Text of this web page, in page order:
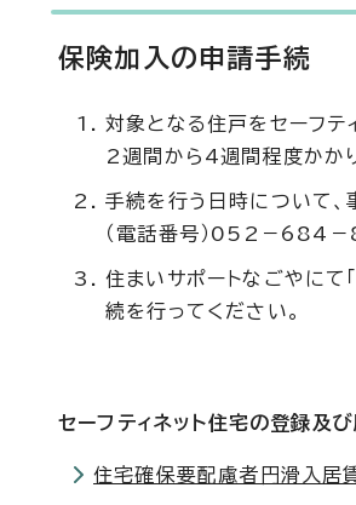
保険加入の申請手続
対象となる住戸をセーフテ
2週間から4週間程度かかり
手続を行う日時について、
（電話番号）052－684
住まいサポートなごやにて
続を行ってください。
セーフティネット住宅の登録及
住宅確保要配慮者円滑入居